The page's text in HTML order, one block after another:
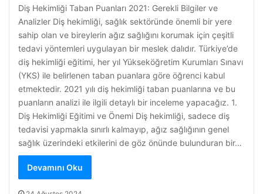
Diş Hekimliği Taban Puanları 2021: Gerekli Bilgiler ve
Analizler Diş hekimliği, sağlık sektöründe önemli bir yere
sahip olan ve bireylerin ağız sağlığını korumak için çeşitli
tedavi yöntemleri uygulayan bir meslek dalıdır. Türkiye’de
diş hekimliği eğitimi, her yıl Yükseköğretim Kurumları Sınavı
(YKS) ile belirlenen taban puanlara göre öğrenci kabul
etmektedir. 2021 yılı diş hekimliği taban puanlarına ve bu
puanların analizi ile ilgili detaylı bir inceleme yapacağız. 1.
Diş Hekimliği Eğitimi ve Önemi Diş hekimliği, sadece diş
tedavisi yapmakla sınırlı kalmayıp, ağız sağlığının genel
sağlık üzerindeki etkilerini de göz önünde bulunduran bir…
Devamını Oku